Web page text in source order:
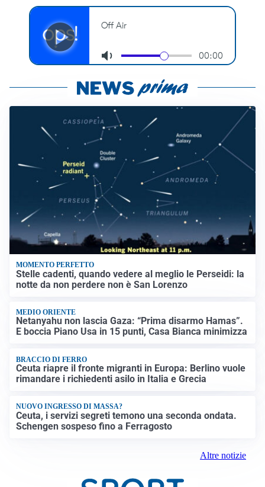
MOMENTO PERFETTO
Stelle cadenti, quando vedere al meglio le Perseidi: la
notte da non perdere non è San Lorenzo
MEDIO ORIENTE
Netanyahu non lascia Gaza: “Prima disarmo Hamas”.
E boccia Piano Usa in 15 punti, Casa Bianca minimizza
BRACCIO DI FERRO
Ceuta riapre il fronte migranti in Europa: Berlino vuole
rimandare i richiedenti asilo in Italia e Grecia
NUOVO INGRESSO DI MASSA?
Ceuta, i servizi segreti temono una seconda ondata.
Schengen sospeso fino a Ferragosto
Altre notizie